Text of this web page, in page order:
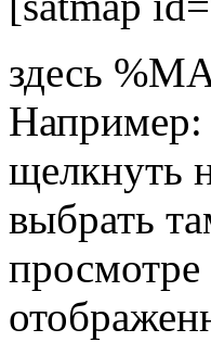
здесь
щелкнуть
выбрать